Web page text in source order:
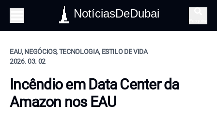
NotíciasDeDubai
EAU, NEGÓCIOS, TECNOLOGIA, ESTILO DE VIDA
2026. 03. 02
Incêndio em Data Center da
Amazon nos EAU